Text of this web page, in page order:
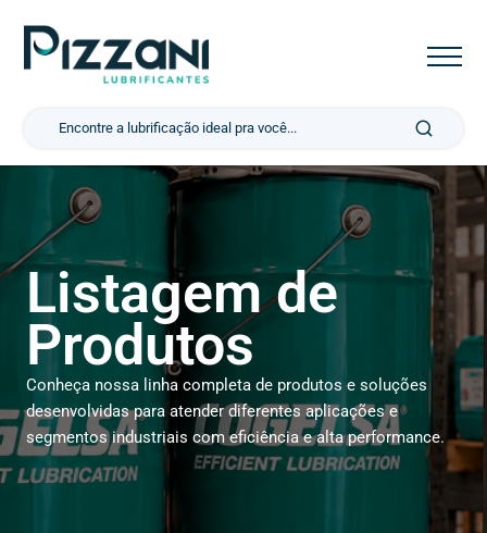
Listagem de
Produtos
Conheça nossa linha completa de produtos e soluções
desenvolvidas para atender diferentes aplicações e
segmentos industriais com eficiência e alta performance.